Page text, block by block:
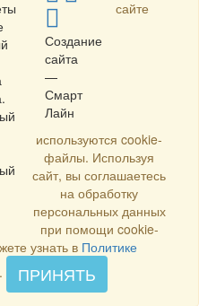
Создание
сайта
—
Смарт
Лайн
сайте
используются cookie-
файлы. Используя
сайт, вы соглашаетесь
на обработку
персональных данных
при помощи cookie-
узнать в Политике
. ПРИНЯТЬ